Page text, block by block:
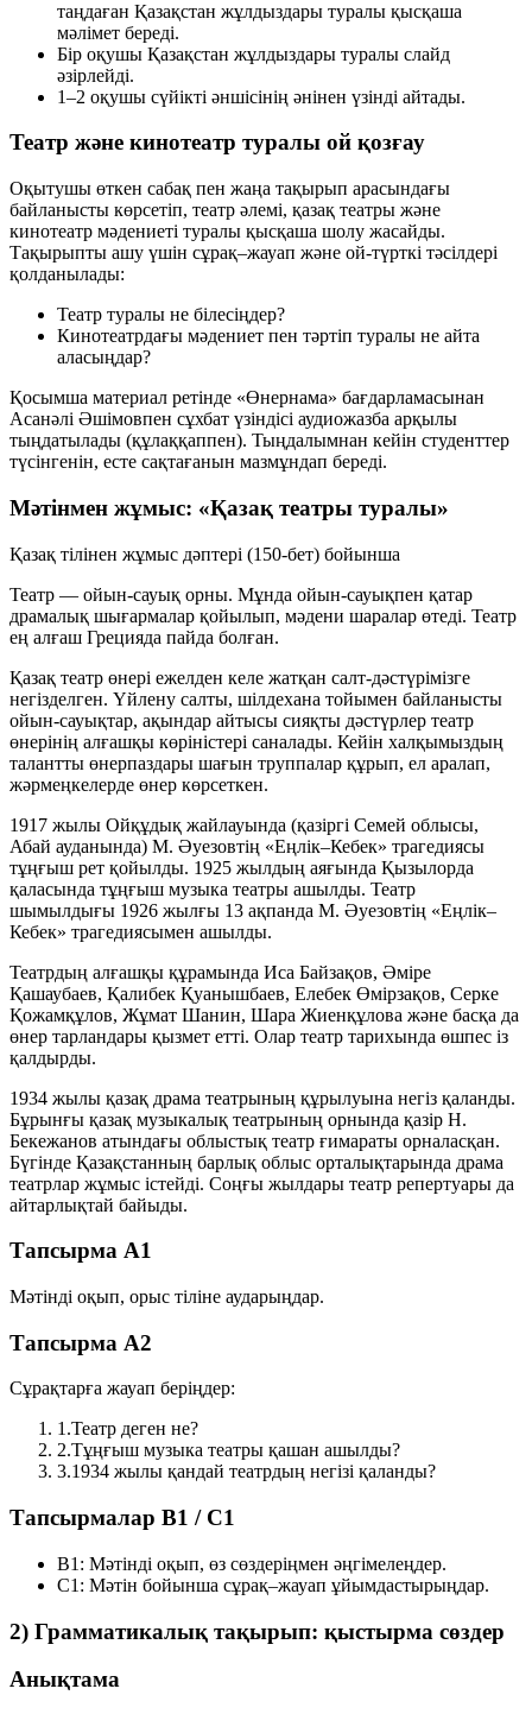
таңдаған Қазақстан жұлдыздары туралы қысқаша
мәлімет береді.
Бір оқушы Қазақстан жұлдыздары туралы слайд
әзірлейді.
1–2 оқушы сүйікті әншісінің әнінен үзінді айтады.
Театр және кинотеатр туралы ой қозғау
Оқытушы өткен сабақ пен жаңа тақырып арасындағы
байланысты көрсетіп, театр әлемі, қазақ театры және
кинотеатр мәдениеті туралы қысқаша шолу жасайды.
Тақырыпты ашу үшін сұрақ–жауап және ой-түрткі тәсілдері
қолданылады:
Театр туралы не білесіңдер?
Кинотеатрдағы мәдениет пен тәртіп туралы не айта
аласыңдар?
Қосымша материал ретінде «Өнернама» бағдарламасынан
Асанәлі Әшімовпен сұхбат үзіндісі аудиожазба арқылы
тыңдатылады (құлаққаппен). Тыңдалымнан кейін студенттер
түсінгенін, есте сақтағанын мазмұндап береді.
Мәтінмен жұмыс: «Қазақ театры туралы»
Қазақ тілінен жұмыс дәптері (150-бет) бойынша
Театр — ойын-сауық орны. Мұнда ойын-сауықпен қатар
драмалық шығармалар қойылып, мәдени шаралар өтеді. Театр
ең алғаш Грецияда пайда болған.
Қазақ театр өнері ежелден келе жатқан салт-дәстүрімізге
негізделген. Үйлену салты, шілдехана тойымен байланысты
ойын-сауықтар, ақындар айтысы сияқты дәстүрлер театр
өнерінің алғашқы көріністері саналады. Кейін халқымыздың
талантты өнерпаздары шағын труппалар құрып, ел аралап,
жәрмеңкелерде өнер көрсеткен.
1917 жылы Ойқұдық жайлауында (қазіргі Семей облысы,
Абай ауданында) М. Әуезовтің «Еңлік–Кебек» трагедиясы
тұңғыш рет қойылды. 1925 жылдың аяғында Қызылорда
қаласында тұңғыш музыка театры ашылды. Театр
шымылдығы 1926 жылғы 13 ақпанда М. Әуезовтің «Еңлік–
Кебек» трагедиясымен ашылды.
Театрдың алғашқы құрамында Иса Байзақов, Әміре
Қашаубаев, Қалибек Қуанышбаев, Елебек Өмірзақов, Серке
Қожамқұлов, Жұмат Шанин, Шара Жиенқұлова және басқа да
өнер тарландары қызмет етті. Олар театр тарихында өшпес із
қалдырды.
1934 жылы қазақ драма театрының құрылуына негіз қаланды.
Бұрынғы қазақ музыкалық театрының орнында қазір Н.
Бекежанов атындағы облыстық театр ғимараты орналасқан.
Бүгінде Қазақстанның барлық облыс орталықтарында драма
театрлар жұмыс істейді. Соңғы жылдары театр репертуары да
айтарлықтай байыды.
Тапсырма A1
Мәтінді оқып, орыс тіліне аударыңдар.
Тапсырма A2
Сұрақтарға жауап беріңдер:
1.Театр деген не?
2.Тұңғыш музыка театры қашан ашылды?
3.1934 жылы қандай театрдың негізі қаланды?
Тапсырмалар B1 / C1
B1: Мәтінді оқып, өз сөздеріңмен әңгімелеңдер.
C1: Мәтін бойынша сұрақ–жауап ұйымдастырыңдар.
2) Грамматикалық тақырып: қыстырма сөздер
Анықтама